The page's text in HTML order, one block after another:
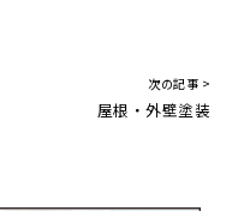
次の記事 >
屋根・外壁塗装